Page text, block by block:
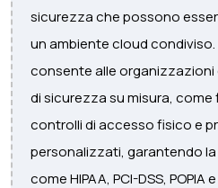
sicurezza che possono
un ambiente cloud condiviso.
consente alle organizzazioni
di sicurezza su misura, come
controlli di accesso fisico e
personalizzati, garantendo
come HIPAA, PCI-DSS, POPIA e